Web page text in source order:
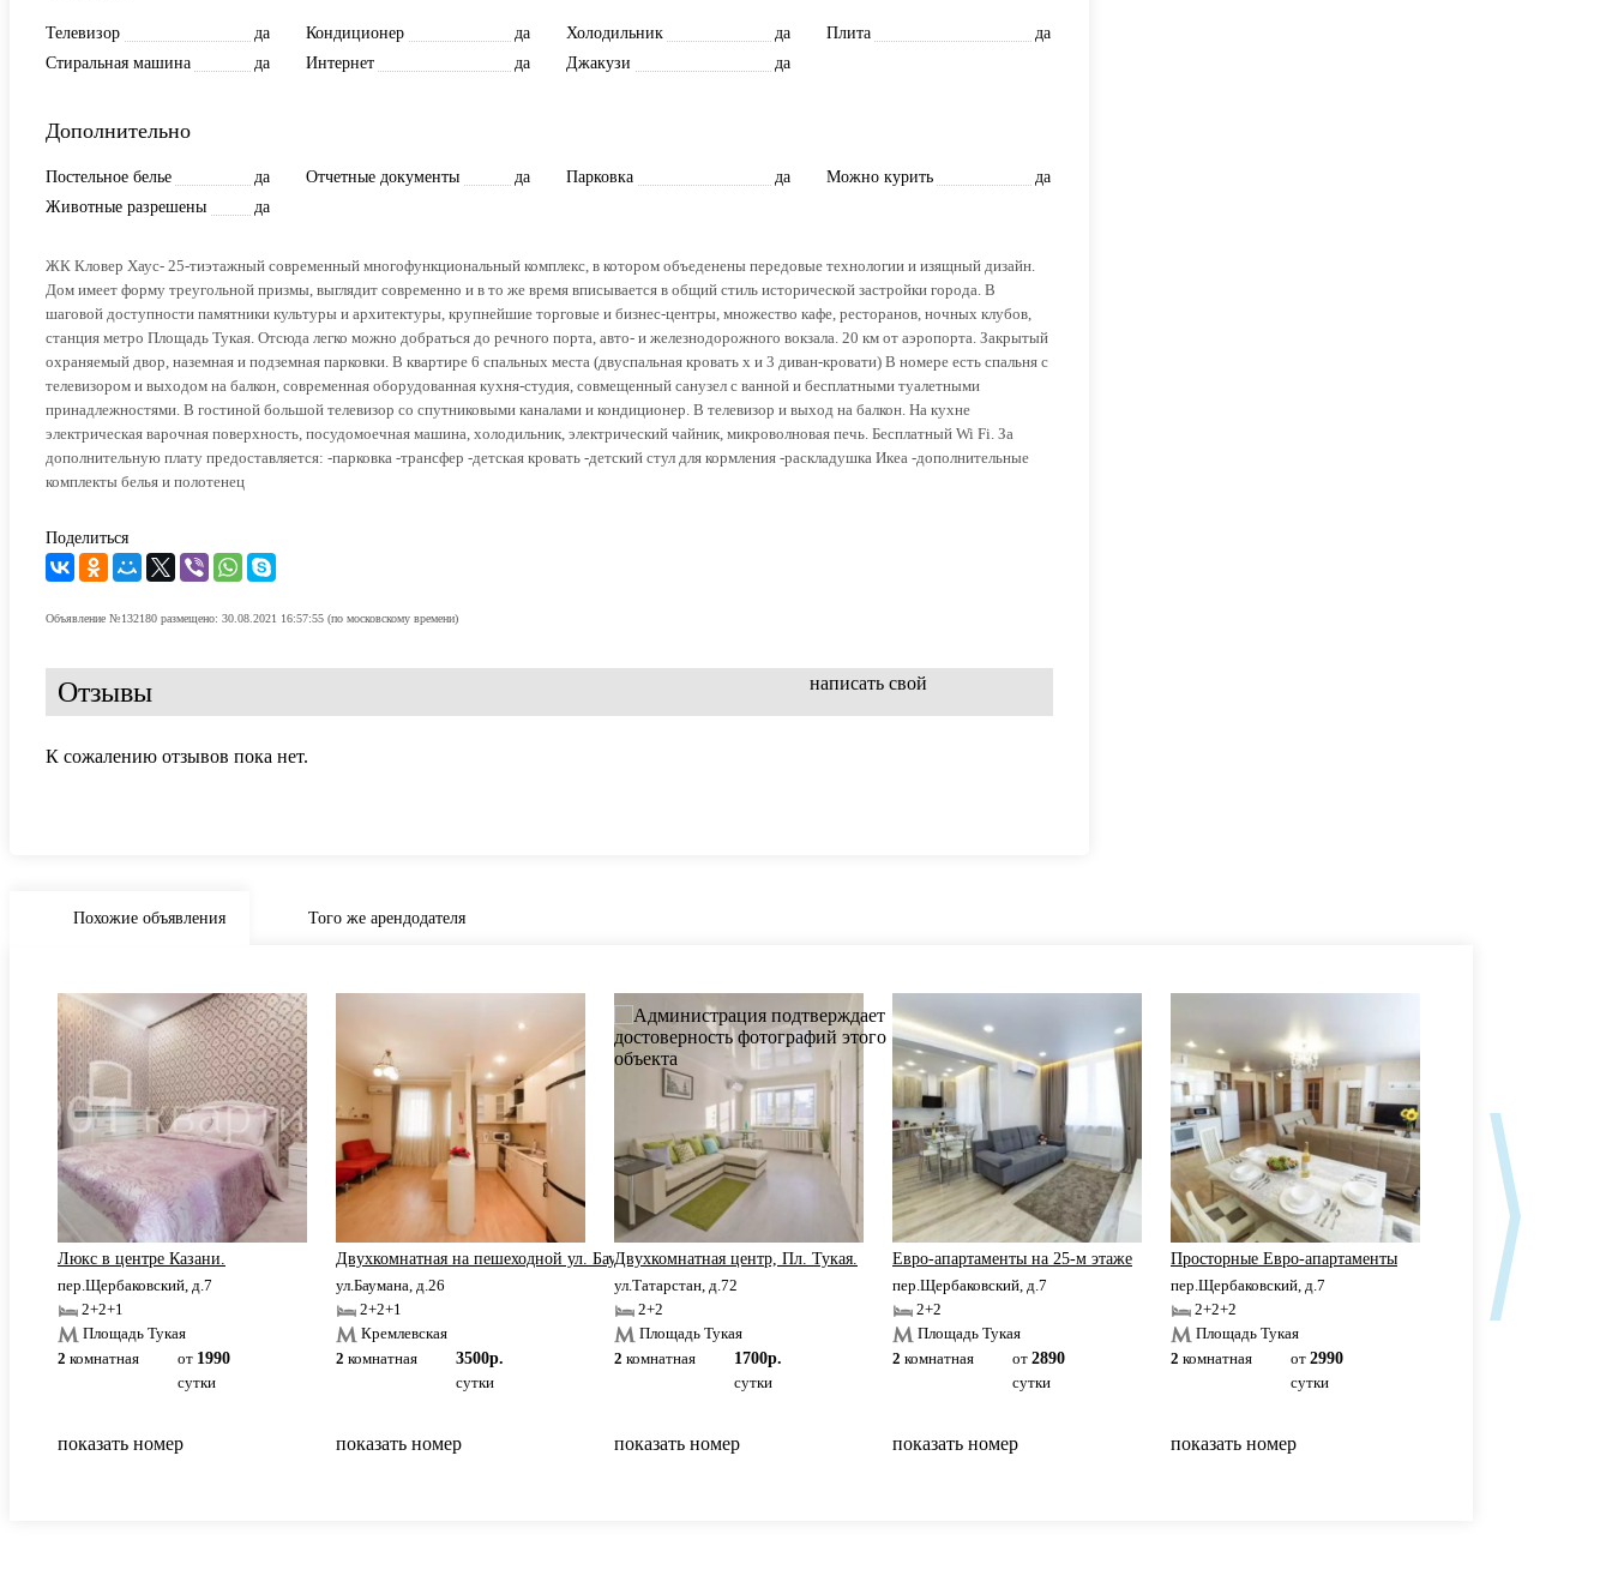
Телевизор да Кондиционер да Холодильник да Плита
да
Стиральная машина
да Интернет да Джакузи да
Дополнительно
Постельное белье да Отчетные документы да Парковка да Можно курить
да
Животные разрешены
да
ЖК Кловер Хаус- 25-тиэтажный современный многофункциональный комплекс, в котором объеденены передовые технологии и изящный дизайн.
Дом имеет форму треугольной призмы, выглядит современно и в то же время вписывается в общий стиль исторической застройки города. В
шаговой доступности памятники культуры и архитектуры, крупнейшие торговые и бизнес-центры, множество кафе, ресторанов, ночных клубов,
станция метро Площадь Тукая. Отсюда легко можно добраться до речного порта, авто- и железнодорожного вокзала. 20 км от аэропорта. Закрытый
охраняемый двор, наземная и подземная парковки. В квартире 6 спальных места (двуспальная кровать х и 3 диван-кровати) В номере есть спальня с
телевизором и выходом на балкон, современная оборудованная кухня-студия, совмещенный санузел с ванной и бесплатными туалетными
принадлежностями. В гостиной большой телевизор со спутниковыми каналами и кондиционер. В телевизор и выход на балкон. На кухне
электрическая варочная поверхность, посудомоечная машина, холодильник, электрический чайник, микроволновая печь. Бесплатный Wi Fi. За
дополнительную плату предоставляется: -парковка -трансфер -детская кровать -детский стул для кормления -раскладушка Икеа -дополнительные
комплекты белья и полотенец
Поделиться
Объявление №132180 размещено: 30.08.2021 16:57:55 (по московскому времени)
Отзывы написать свой
К сожалению отзывов пока нет.
Похожие объявления Того же арендодателя
Люкс в центре Казани.
пер.Щербаковский, д.7
2+2+1
Площадь Тукая
2 комнатная от 1990
сутки
показать номер
Двухкомнатная на пешеходной ул. Баумана.
ул.Баумана, д.26
2+2+1
Кремлевская
2 комнатная
3500р.
сутки
показать номер
Двухкомнатная центр, Пл. Тукая.
ул.Татарстан, д.72
2+2
Площадь Тукая
2 комнатная
1700р.
сутки
показать номер
Евро-апартаменты на 25-м этаже
пер.Щербаковский, д.7
2+2
Площадь Тукая
2 комнатная от 2890
сутки
показать номер
Просторные Евро-апартаменты
пер.Щербаковский, д.7
2+2+2
Площадь Тукая
2 комнатная от 2990
сутки
показать номер
Евро-апартаменты с
пер.Щербаковский, д.7
2+2